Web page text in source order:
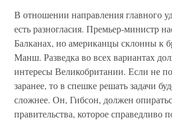
В отношении направления главного
есть разногласия. Премьер-министр
Балканах, но американцы склонны к
Манш. Разведка во всех вариантах
интересы Великобритании. Если не
заранее, то в спешке решать задачи
сложнее. Он, Гибсон, должен
правительства, которое справедливо